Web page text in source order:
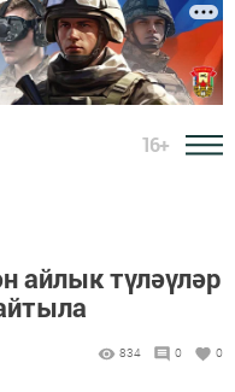
16+
айлык түләүләр
834 0 0